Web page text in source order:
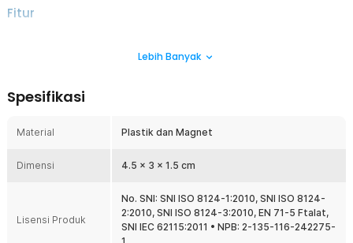
Fitur
Fidget slider dirancang khusus menggunakan magnet yang saling
di tangan Anda. Cara memainkannya cukup menggeser tiap layer
dipegang dalam posisi vertikal.
Tidak hanya sensasi saat menggeser tiap balok saja yang membuat
memberikan sensasi yang sama. Saat tiap lapisan balok bergerak
naik-turun, Anda akan mendengar suara unik yang dapat membuat
Anda tetap fokus.
Lebih Banyak
Spesifikasi
Material Plastik dan Magnet
Dimensi 4.5 x 3 x 1.5 cm
Lisensi Produk
No. SNI: SNI ISO 8124-1:2010, SNI ISO 8124-
2:2010, SNI ISO 8124-3:2010, EN 71-5 Ftalat,
SNI IEC 62115:2011 • NPB: 2-135-116-242275-
1